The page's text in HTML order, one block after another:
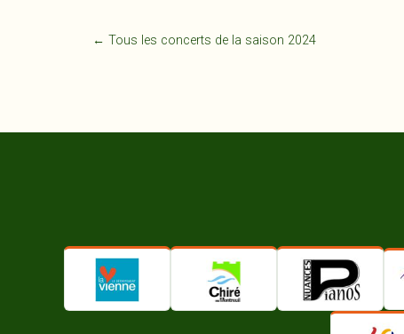
← Tous les concerts de la saison 2024